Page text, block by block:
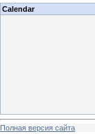
Calendar
Полная версия сайта